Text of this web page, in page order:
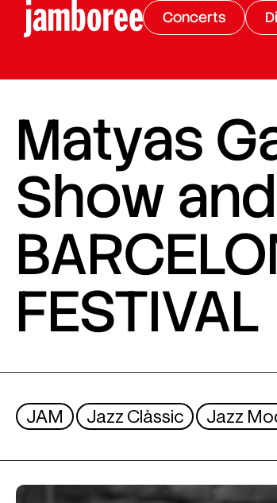
Concerts
Matyas
Show
FESTIVAL
JAM Jazz Clàssic Jazz